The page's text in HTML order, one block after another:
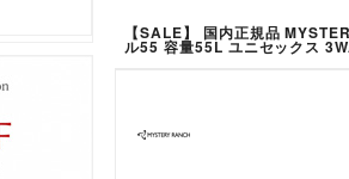
【SALE】 国内正規品
ル55 容量55L ユニセックス